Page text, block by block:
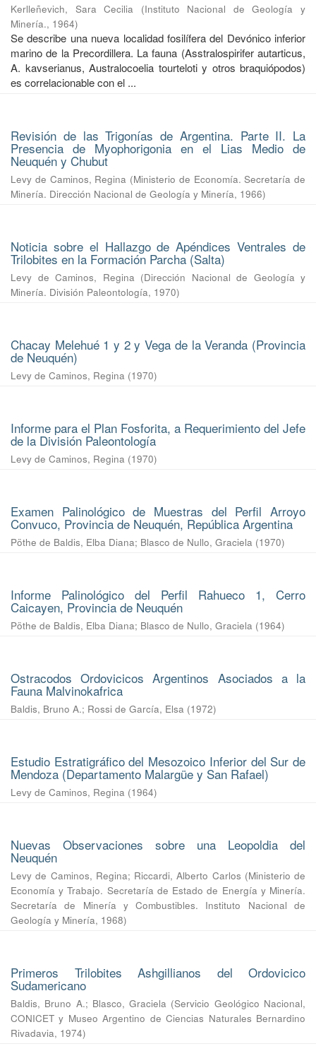
Kerlleñevich, Sara Cecilia (Instituto Nacional de Geología y
Minería., 1964)
Se describe una nueva localidad fosilífera del Devónico inferior
marino de la Precordillera. La fauna (Asstralospirifer autarticus,
A. kavserianus, Australocoelia tourteloti y otros braquiópodos)
es correlacionable con el ...
Revisión de las Trigonías de Argentina. Parte II. La
Presencia de Myophorigonia en el Lias Medio de
Neuquén y Chubut
Levy de Caminos, Regina (Ministerio de Economía. Secretaría de
Minería. Dirección Nacional de Geología y Minería, 1966)
Noticia sobre el Hallazgo de Apéndices Ventrales de
Trilobites en la Formación Parcha (Salta)
Levy de Caminos, Regina (Dirección Nacional de Geología y
Minería. División Paleontología, 1970)
Chacay Melehué 1 y 2 y Vega de la Veranda (Provincia
de Neuquén)
Levy de Caminos, Regina (1970)
Informe para el Plan Fosforita, a Requerimiento del Jefe
de la División Paleontología
Levy de Caminos, Regina (1970)
Examen Palinológico de Muestras del Perfil Arroyo
Convuco, Provincia de Neuquén, República Argentina
Pöthe de Baldis, Elba Diana; Blasco de Nullo, Graciela (1970)
Informe Palinológico del Perfil Rahueco 1, Cerro
Caicayen, Provincia de Neuquén
Pöthe de Baldis, Elba Diana; Blasco de Nullo, Graciela (1964)
Ostracodos Ordovicicos Argentinos Asociados a la
Fauna Malvinokafrica
Baldis, Bruno A.; Rossi de García, Elsa (1972)
Estudio Estratigráfico del Mesozoico Inferior del Sur de
Mendoza (Departamento Malargüe y San Rafael)
Levy de Caminos, Regina (1964)
Nuevas Observaciones sobre una Leopoldia del
Neuquén
Levy de Caminos, Regina; Riccardi, Alberto Carlos (Ministerio de
Economía y Trabajo. Secretaría de Estado de Energía y Minería.
Secretaría de Minería y Combustibles. Instituto Nacional de
Geología y Minería, 1968)
Primeros Trilobites Ashgillianos del Ordovicico
Sudamericano
Baldis, Bruno A.; Blasco, Graciela (Servicio Geológico Nacional,
CONICET y Museo Argentino de Ciencias Naturales Bernardino
Rivadavia, 1974)